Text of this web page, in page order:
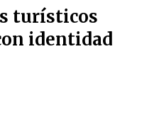
turísticos
identidad